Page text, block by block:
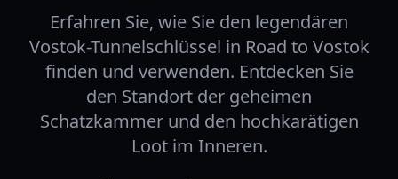
Erfahren Sie, wie Sie den legendären
Vostok-Tunnelschlüssel in Road to Vostok
finden und verwenden. Entdecken Sie
den Standort der geheimen
Schatzkammer und den hochkarätigen
Loot im Inneren.